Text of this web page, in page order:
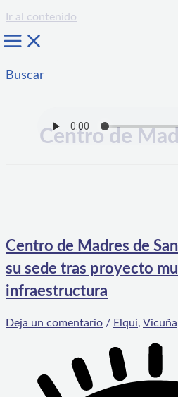
Ir al contenido
Buscar
Centro de
Centro de Madres de
su sede tras proyecto
infraestructura
Deja un comentario / Elqui, Vicuña